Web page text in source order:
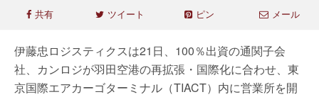
共有 ツイート ピン メール
伊藤忠ロジスティクスは21日、100％出資の通関子会
社、カンロジが羽田空港の再拡張・国際化に合わせ、東
京国際エアカーゴターミナル（TIACT）内に営業所を開